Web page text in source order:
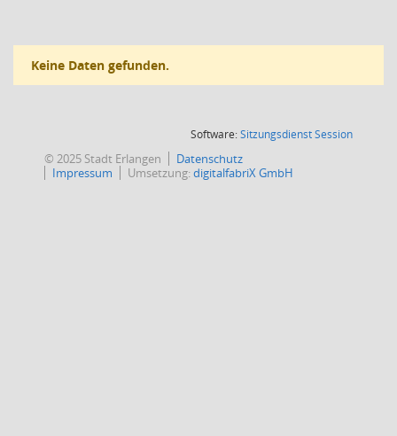
Keine Daten gefunden.
Software:SitzungsdienstSession(Wird in
© 2025 Stadt Erlangen
Datenschutz
Impressum
Umsetzung:digitalfabriX GmbH